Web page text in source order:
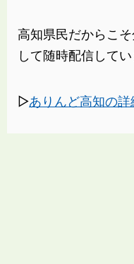
高知県民だからこ
して随時配信してい
▷ありんど高知の